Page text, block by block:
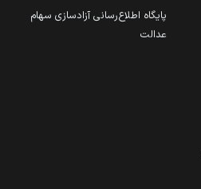
پایگاه اطلاع‌رسانی آزادسازی سهام
عدالت